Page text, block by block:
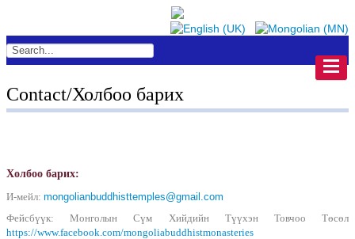
Contact/Холбоо барих
Холбоо барих:
И-мейл: mongolianbuddhisttemples@gmail.com
Фейсбүүк: Монголын Сүм Хийдийн Түүхэн Товчоо Төсөл
https://www.facebook.com/mongoliabuddhistmonasteries